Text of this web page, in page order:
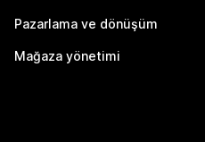
Pazarlama ve dönüşüm
Mağaza yönetimi